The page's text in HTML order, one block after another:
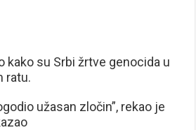
kako su Srbi žrtve genocida u
ratu.
užasan zločin”, rekao je